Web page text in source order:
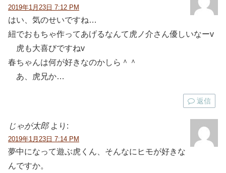
2019年1月23日 7:12 PM
はい、気のせいですね…
紐でおもちゃ作ってあげるなんて虎ノ介さん優しいなーv
虎も大喜びですねv
春ちゃんは何が好きなのかしら＾＾
あ、虎兄か…
返信
じゃが太郎 より:
2019年1月23日 7:14 PM
夢中になって遊ぶ虎くん、そんなにヒモが好きな
んですか。